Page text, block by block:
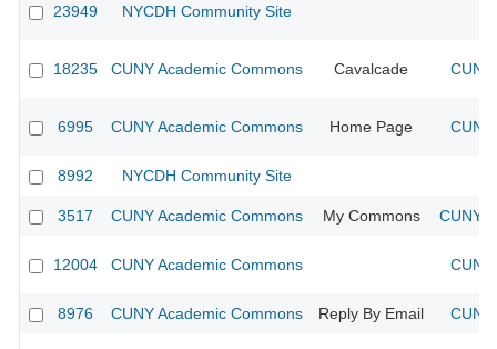
23949 NYCDH Community Site
18235 CUNY Academic Commons Cavalcade
6995 CUNY Academic Commons Home Page
8992 NYCDH Community Site
3517 CUNY Academic Commons My Commons CUNY
12004 CUNY Academic Commons
8976 CUNY Academic Commons Reply By Email